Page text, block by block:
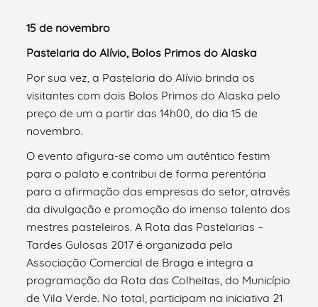
15 de novembro
Pastelaria do Alívio, Bolos Primos do Alaska
Por sua vez, a Pastelaria do Alívio brinda os
visitantes com dois Bolos Primos do Alaska pelo
preço de um a partir das 14h00, do dia 15 de
novembro.
O evento afigura-se como um autêntico festim
para o palato e contribui de forma perentória
para a afirmação das empresas do setor, através
da divulgação e promoção do imenso talento dos
mestres pasteleiros. A Rota das Pastelarias –
Tardes Gulosas 2017 é organizada pela
Associação Comercial de Braga e integra a
programação da Rota das Colheitas, do Município
de Vila Verde. No total, participam na iniciativa 21